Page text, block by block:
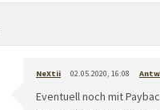
NeXtii 02.05.2020, 16:08
Eventuell noch mit